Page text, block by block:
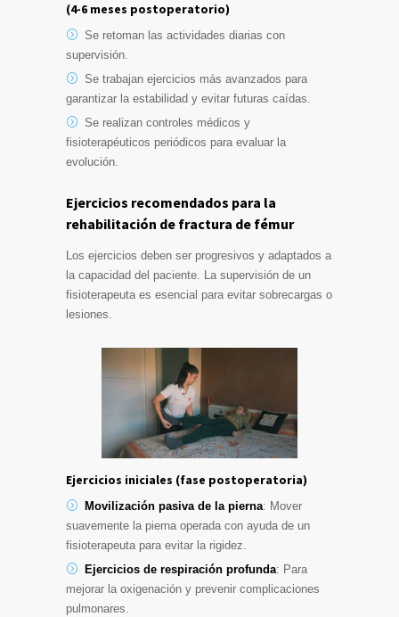
(4-6 meses postoperatorio)
Se retoman las actividades diarias con
supervisión.
Se trabajan ejercicios más avanzados para
garantizar la estabilidad y evitar futuras caídas.
Se realizan controles médicos y
fisioterapéuticos periódicos para evaluar la
evolución.
Ejercicios recomendados para la
rehabilitación de fractura de fémur
Los ejercicios deben ser progresivos y adaptados a
la capacidad del paciente. La supervisión de un
fisioterapeuta es esencial para evitar sobrecargas o
lesiones.
Ejercicios iniciales (fase postoperatoria)
Movilización pasiva de la pierna: Mover
suavemente la pierna operada con ayuda de un
fisioterapeuta para evitar la rigidez.
Ejercicios de respiración profunda: Para
mejorar la oxigenación y prevenir complicaciones
pulmonares.